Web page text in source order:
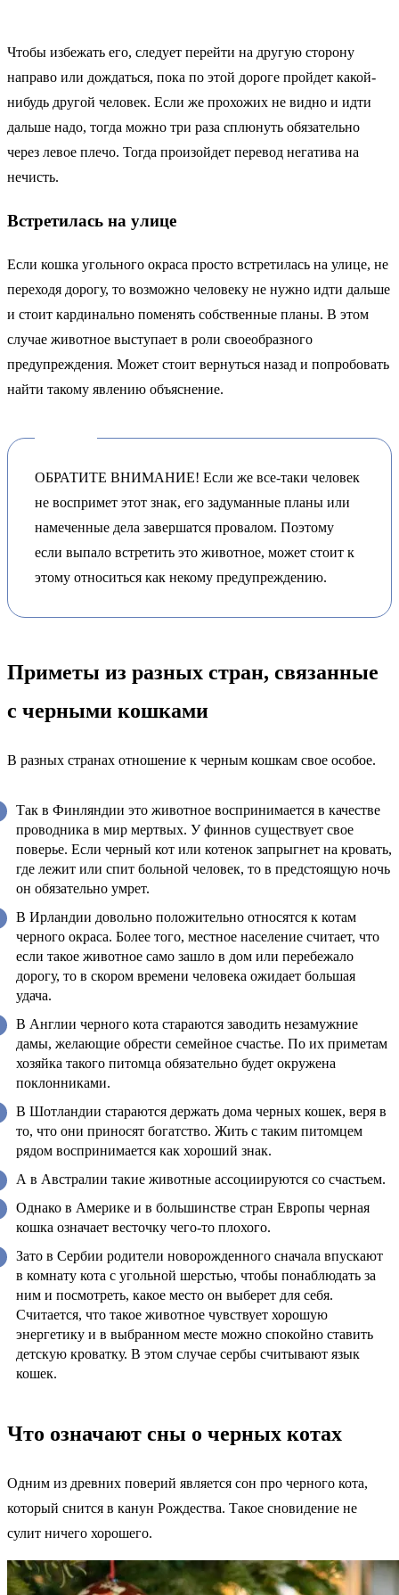
Чтобы избежать его, следует перейти на другую сторону
направо или дождаться, пока по этой дороге пройдет какой-
нибудь другой человек. Если же прохожих не видно и идти
дальше надо, тогда можно три раза сплюнуть обязательно
через левое плечо. Тогда произойдет перевод негатива на
нечисть.
Встретилась на улице
Если кошка угольного окраса просто встретилась на улице, не
переходя дорогу, то возможно человеку не нужно идти дальше
и стоит кардинально поменять собственные планы. В этом
случае животное выступает в роли своеобразного
предупреждения. Может стоит вернуться назад и попробовать
найти такому явлению объяснение.
ОБРАТИТЕ ВНИМАНИЕ! Если же все-таки человек
не воспримет этот знак, его задуманные планы или
намеченные дела завершатся провалом. Поэтому
если выпало встретить это животное, может стоит к
этому относиться как некому предупреждению.
Приметы из разных стран, связанные
с черными кошками
В разных странах отношение к черным кошкам свое особое.
Так в Финляндии это животное воспринимается в качестве
проводника в мир мертвых. У финнов существует свое
поверье. Если черный кот или котенок запрыгнет на кровать,
где лежит или спит больной человек, то в предстоящую ночь
он обязательно умрет.
В Ирландии довольно положительно относятся к котам
черного окраса. Более того, местное население считает, что
если такое животное само зашло в дом или перебежало
дорогу, то в скором времени человека ожидает большая
удача.
В Англии черного кота стараются заводить незамужние
дамы, желающие обрести семейное счастье. По их приметам
хозяйка такого питомца обязательно будет окружена
поклонниками.
В Шотландии стараются держать дома черных кошек, веря в
то, что они приносят богатство. Жить с таким питомцем
рядом воспринимается как хороший знак.
А в Австралии такие животные ассоциируются со счастьем.
Однако в Америке и в большинстве стран Европы черная
кошка означает весточку чего-то плохого.
Зато в Сербии родители новорожденного сначала впускают
в комнату кота с угольной шерстью, чтобы понаблюдать за
ним и посмотреть, какое место он выберет для себя.
Считается, что такое животное чувствует хорошую
энергетику и в выбранном месте можно спокойно ставить
детскую кроватку. В этом случае сербы считывают язык
кошек.
Что означают сны о черных котах
Одним из древних поверий является сон про черного кота,
который снится в канун Рождества. Такое сновидение не
сулит ничего хорошего.